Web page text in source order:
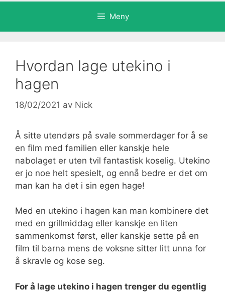
Meny
Hvordan lage utekino i
hagen
18/02/2021 av Nick
Å sitte utendørs på svale sommerdager for å se
en film med familien eller kanskje hele
nabolaget er uten tvil fantastisk koselig. Utekino
er jo noe helt spesielt, og ennå bedre er det om
man kan ha det i sin egen hage!
Med en utekino i hagen kan man kombinere det
med en grillmiddag eller kanskje en liten
sammenkomst først, eller kanskje sette på en
film til barna mens de voksne sitter litt unna for
å skravle og kose seg.
For å lage utekino i hagen trenger du egentlig